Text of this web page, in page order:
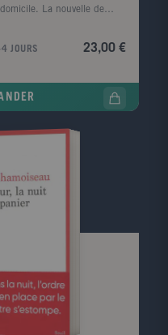
La nouvelle de
les observateurs.
inédites, Sylvie
dans le contexte de la
résumées à des actions
ou associées aux seules
dans une histoire
d'un rapport de
à toutes les formes
sociales,
et s'ancrent dans
JOURS 23,00 €